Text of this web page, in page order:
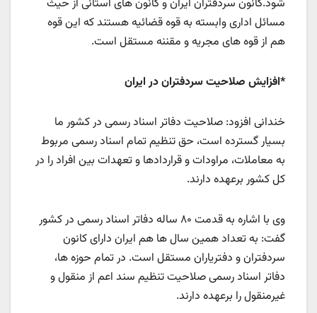
شود.کانون سردفتران ایران و کانون های استانی از حیث
مسائل اداری وابسته به قوه قضائیه هستند که این قوه
هم از قوه های مجریه و مقننه مستقل است.
*افزایش صلاحیت سردفتران در ایران
خندانی افزود: صلاحیت دفاتر اسناد رسمی در کشور ما
بسیار گسترده است، حق تنظیم تمام اسناد رسمی مربوط
به معاملات، مراودات و قراردادها و تعهدات بین افراد را در
کل کشور برعهده دارند.
وی با اشاره به قدمت ۸۰ ساله دفاتر اسناد رسمی در کشور
گفت: به تعداد همین سال ها هم ایران دارای کانون
سردفتران و دفتریاران مستقل است. در تمام حوزه ها،
دفاتر اسناد رسمی صلاحیت تنظیم سند اعم از منقول و
غیرمنقول را برعهده دارند.